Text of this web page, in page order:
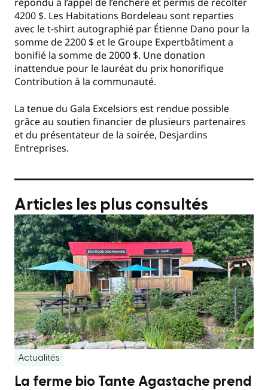
4200 $. Les Habitations Bordeleau sont reparties
avec le t-shirt autographié par Étienne Dano pour la
somme de 2200 $ et le Groupe Expertbâtiment a
bonifié la somme de 2000 $. Une donation
inattendue pour le lauréat du prix honorifique
Contribution à la communauté.
La tenue du Gala Excelsiors est rendue possible
grâce au soutien financier de plusieurs partenaires
et du présentateur de la soirée, Desjardins
Entreprises.
Articles les plus consultés
Actualités
La ferme bio Tante Agastache prend